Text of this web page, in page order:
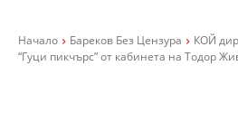
Начало Бареков Без Цензура
КОЙ
“Гуци пикчърс” от кабинета на Тодор